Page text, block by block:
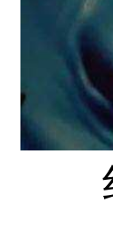
红